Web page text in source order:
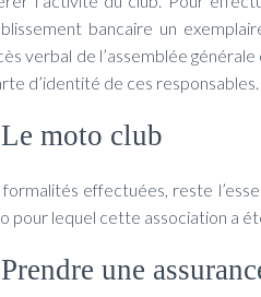
bancaire un
verbal de l’assemblée
d’identité de ces responsables.
moto club
formalités effectuées, reste
pour lequel cette association a
une